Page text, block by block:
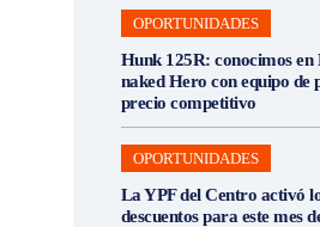
OPORTUNIDADES
Hunk 125R: conocimos en
naked Hero con equipo de
precio competitivo
OPORTUNIDADES
La YPF del Centro activó
descuentos para este mes